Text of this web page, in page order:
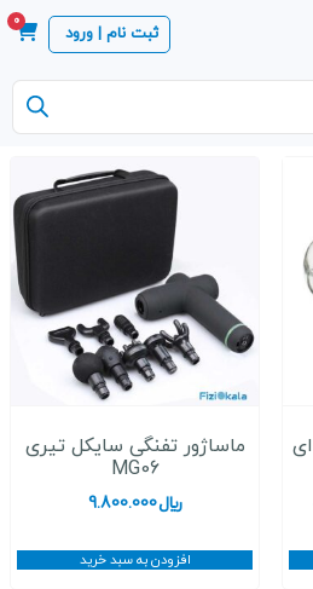
ثبت نام | ورود
0
محدوده
﷼480.000
تا
ماساژور تفنگی سایکل تیری
MG06
﷼9.800.000
افزودن به سبد خرید